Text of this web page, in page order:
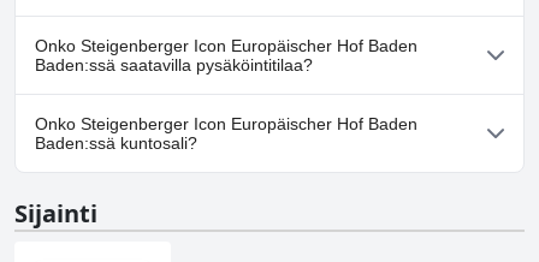
Ei, Steigenberger Icon Europäischer Hof Baden Baden ei salli
koiria.
Onko Steigenberger Icon Europäischer Hof Baden
Baden:ssä saatavilla pysäköintitilaa?
Kyllä, Steigenberger Icon Europäischer Hof Baden Baden tarjoaa
pysäköintimahdollisuuden.
Onko Steigenberger Icon Europäischer Hof Baden
Baden:ssä kuntosali?
kuntosali.
Sijainti